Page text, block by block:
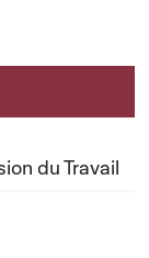
du Travail